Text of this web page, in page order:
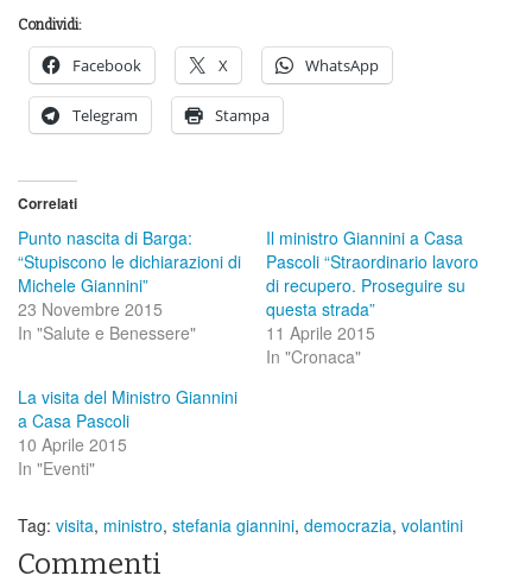
Condividi:
Facebook X WhatsApp
Telegram Stampa
Correlati
Punto nascita di Barga:
“Stupiscono le dichiarazioni di
Michele Giannini”
23 Novembre 2015
In "Salute e Benessere"
Il ministro Giannini a Casa
Pascoli “Straordinario lavoro
di recupero. Proseguire su
questa strada”
11 Aprile 2015
In "Cronaca"
La visita del Ministro Giannini
a Casa Pascoli
10 Aprile 2015
In "Eventi"
Tag: visita, ministro, stefania giannini, democrazia, volantini
Commenti